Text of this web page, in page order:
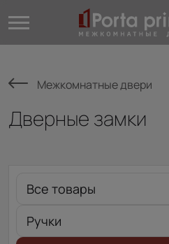
Межкомнатные двери
Дверные замки
Все товары
Ручки